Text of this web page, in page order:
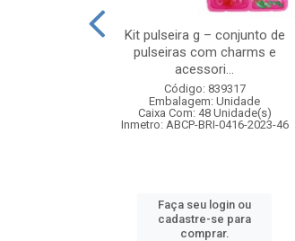
Kit pulseira g – conjunto de
pulseiras com charms e
acessori...
Código: 839317
Embalagem: Unidade
Caixa Com: 48 Unidade(s)
Inmetro: ABCP-BRI-0416-2023-46
Faça seu login ou
cadastre-se para
comprar.